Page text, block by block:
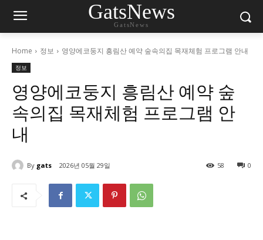
GatsNews
GatsNews
Home 정보 영양에코둥지 흥림산 예약 숲속의집 목재체험 프로그램 안내
정보
영양에코둥지 흥림산 예약 숲
속의집 목재체험 프로그램 안
내
By gats 2026년 05월 29일 0
58